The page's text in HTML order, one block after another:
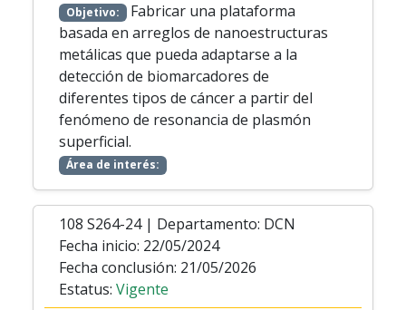
Objetivo: Fabricar una plataforma
basada en arreglos de nanoestructuras
metálicas que pueda adaptarse a la
detección de biomarcadores de
diferentes tipos de cáncer a partir del
fenómeno de resonancia de plasmón
superficial.
Área de interés:
108 S264-24 | Departamento: DCN
Fecha inicio: 22/05/2024
Fecha conclusión: 21/05/2026
Estatus: Vigente